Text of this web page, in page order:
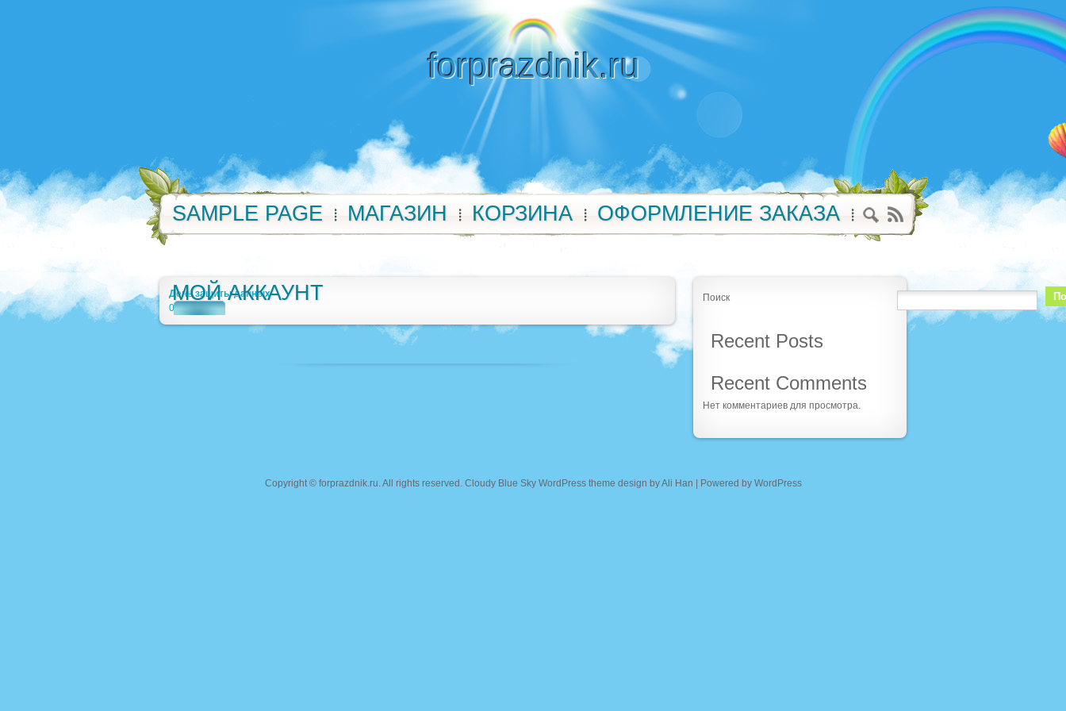
forprazdnik.ru
SAMPLE PAGE МАГАЗИН КОРЗИНА ОФОРМЛЕНИЕ ЗАКАЗА
МОЙ АККАУНТ
День защиты данных
0
Поиск
Recent Posts
Recent Comments
Нет комментариев для просмотра.
Copyright © forprazdnik.ru. All rights reserved. Cloudy Blue Sky WordPress theme design byAli Han | Powered by WordPress